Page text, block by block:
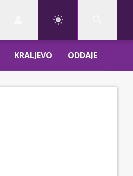
KRALJEVO ODDAJE